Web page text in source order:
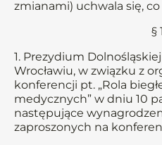
zmianami) uchwala się,
§ 1
1. Prezydium
Wrocławiu, w związku z
konferencji pt. „Rola
medycznych” w dniu 10
następujące
zaproszonych na